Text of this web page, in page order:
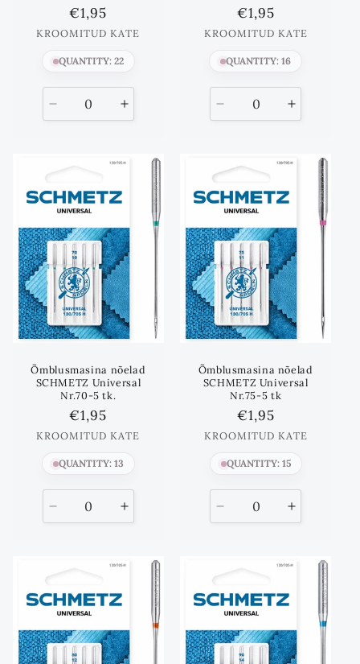
Standards
hind
€1,95
KROOMITUD KATE
QUANTITY: 22
Vähenda
Suurenda
Standards
hind
€1,95
KROOMITUD KATE
QUANTITY: 16
Vähenda
Suurenda
Õmblusmasina nõelad
SCHMETZ Universal
Nr.70-5 tk.
Standards
hind
€1,95
KROOMITUD KATE
QUANTITY: 13
Vähenda
Suurenda
Õmblusmasina nõelad
SCHMETZ Universal
Nr.75-5 tk
Standards
hind
€1,95
KROOMITUD KATE
QUANTITY: 15
Vähenda
Suurenda